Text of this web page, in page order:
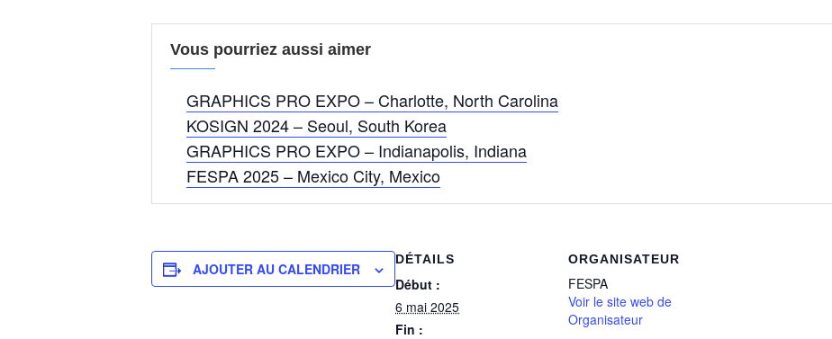
Vous pourriez aussi aimer
GRAPHICS PRO EXPO – Charlotte, North Carolina
KOSIGN 2024 – Seoul, South Korea
GRAPHICS PRO EXPO – Indianapolis, Indiana
FESPA 2025 – Mexico City, Mexico
AJOUTER AU CALENDRIER
DÉTAILS
Début :
6 mai 2025
Fin :
ORGANISATEUR
FESPA
Voir le site web de
Organisateur